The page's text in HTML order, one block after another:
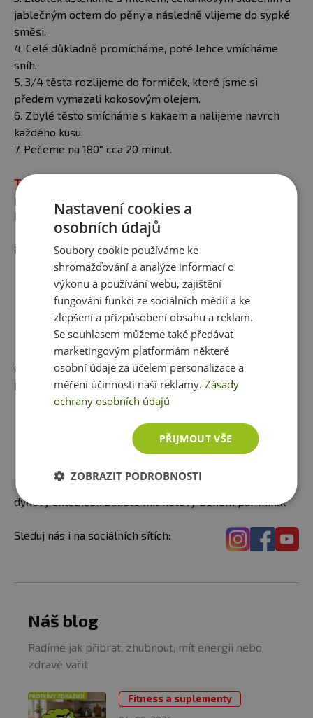
jablečným octem do pěny a následně vlijeme do sypké
směsi.
4. Celé důkladně promícháme, poté lehce vmícháme
sníh.
5. 3/4 těsta rozlijeme do formiček, které jsme si
předem vymazali kokosovým olejem.
6. Zbylé těsto smícháme s kakaem a nalijeme navrch
každého kusu.
7. Pečeme na 180° cca 20 minut.
TIP:
použít formy na muffiny. Péct můžete také ve větší
klasické formě, jen čas pečení bude o něco delší.
Mohlo by vás zajímat:
ANANASOVÉ ŘEZY NA PLECH
Kombinace ananasu, čokolády
a smetanového krému je
naprosto luxusní, no posuďte
sami. Příprava
osvěžujícího dezertu je jednoduchá a rychlá a finálním
produktem ohromíte každou návštěvu.
CHLEBÍČEK
Vyzkoušejte chutnou a
pečiva. Jjednoduchý ovesno-
dýňový chlebíček budete mít hotový během pár minut
Sleduj nás i na sociálních sítích:
Náš blog
Radíme jak přibrat, zhubnout, mít energii nebo
zdravě vařit
Fitness a suplementy
Nastavení cookies a
osobních údajů
Soubory cookie používáme ke
shromažďování a analýze informací o
výkonu a používání webu, zajištění
fungování funkcí ze sociálních médií a ke
zlepšení a přizpůsobení obsahu a reklam.
Se souhlasem můžeme také předávat
marketingovým platformám některé
osobní údaje za účelem personalizace a
měření účinnosti naší reklamy.Zásady
ochrany osobních údajů
PŘIJMOUT VŠE
ZOBRAZIT PODROBNOSTI